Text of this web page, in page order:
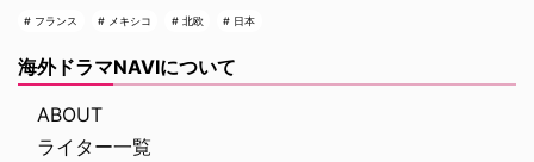
フランス メキシコ 北欧 日本
海外ドラマNAVIについて
ABOUT
ライター一覧